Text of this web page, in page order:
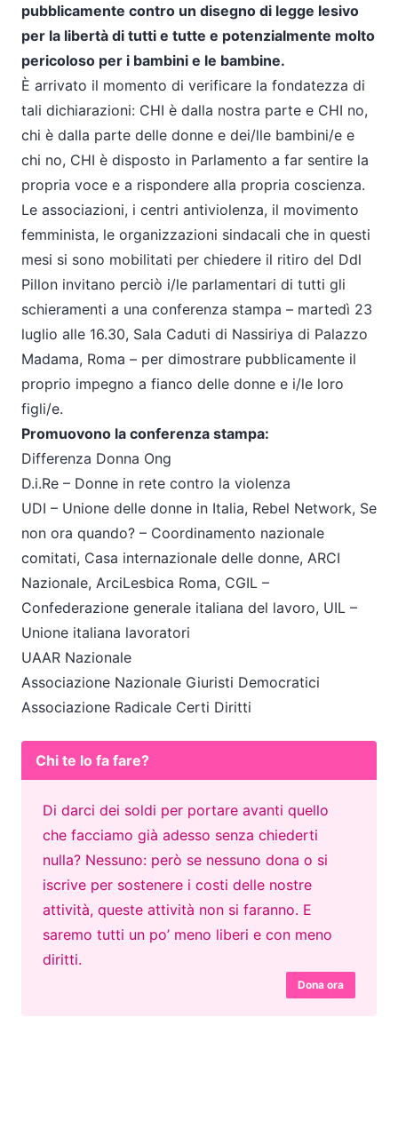
pubblicamente contro un disegno di legge lesivo
per la libertà di tutti e tutte e potenzialmente molto
pericoloso per i bambini e le bambine.
È arrivato il momento di verificare la fondatezza di
tali dichiarazioni: CHI è dalla nostra parte e CHI no,
chi è dalla parte delle donne e dei/lle bambini/e e
chi no, CHI è disposto in Parlamento a far sentire la
propria voce e a rispondere alla propria coscienza.
Le associazioni, i centri antiviolenza, il movimento
femminista, le organizzazioni sindacali che in questi
mesi si sono mobilitati per chiedere il ritiro del Ddl
Pillon invitano perciò i/le parlamentari di tutti gli
schieramenti a una conferenza stampa – martedì 23
luglio alle 16.30, Sala Caduti di Nassiriya di Palazzo
Madama, Roma – per dimostrare pubblicamente il
proprio impegno a fianco delle donne e i/le loro
figli/e.
Promuovono la conferenza stampa:
Differenza Donna Ong
D.i.Re – Donne in rete contro la violenza
UDI – Unione delle donne in Italia, Rebel Network, Se
non ora quando? – Coordinamento nazionale
comitati, Casa internazionale delle donne, ARCI
Nazionale, ArciLesbica Roma, CGIL –
Confederazione generale italiana del lavoro, UIL –
Unione italiana lavoratori
UAAR Nazionale
Associazione Nazionale Giuristi Democratici
Associazione Radicale Certi Diritti
Chi te lo fa fare?
Di darci dei soldi per portare avanti quello
che facciamo già adesso senza chiederti
nulla? Nessuno: però se nessuno dona o si
iscrive per sostenere i costi delle nostre
attività, queste attività non si faranno. E
saremo tutti un po’ meno liberi e con meno
diritti.
Dona ora